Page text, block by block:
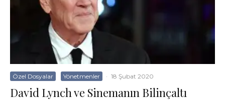
Özel Dosyalar Yönetmenler · 18 Şubat 2020
David Lynch ve Sinemanın Bilinçaltı